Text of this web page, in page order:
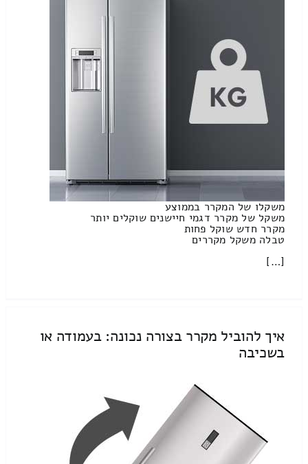
משקלו של המקרר בממוצע
משקל של מקרר דגמי חיישנים שוקלים יותר
מקרר חדש שוקל פחות
טבלה משקל מקררים
[…]
איך להוביל מקרר בצורה נכונה: בעמודה או
בשכיבה